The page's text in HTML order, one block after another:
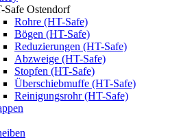
Safe Ostendorf
Rohre (HT-Safe)
Bögen (HT-Safe)
Reduzierungen (HT-Safe)
Abzweige (HT-Safe)
Stopfen (HT-Safe)
Überschiebmuffe (HT-Safe)
Reinigungsrohr (HT-Safe)